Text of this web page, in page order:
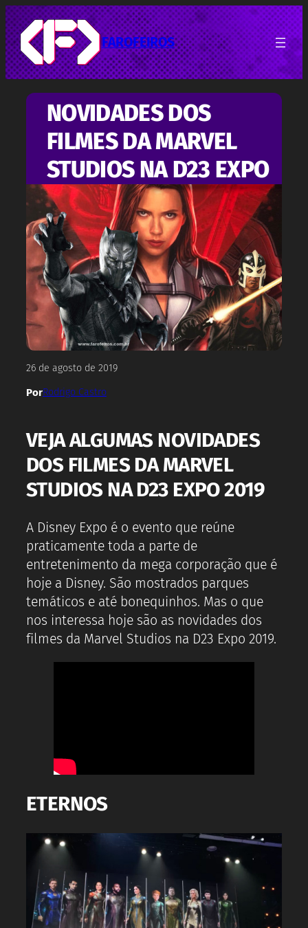
Pular
para
o
conteúdo
FAROFEIROS
NOVIDADES DOS
FILMES DA MARVEL
STUDIOS NA D23 EXPO
26 de agosto de 2019
PorRodrigo Castro
VEJA ALGUMAS NOVIDADES
DOS FILMES DA MARVEL
STUDIOS NA D23 EXPO 2019
A Disney Expo é o evento que reúne
praticamente toda a parte de
entretenimento da mega corporação que é
hoje a Disney. São mostrados parques
temáticos e até bonequinhos. Mas o que
nos interessa hoje são as novidades dos
filmes da Marvel Studios na D23 Expo 2019.
ETERNOS